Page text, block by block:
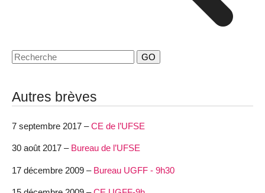
GO
Autres brèves
7 septembre 2017 –CE de l’UFSE
30 août 2017 – Bureau de l’UFSE
17 décembre 2009 – Bureau UGFF - 9h30